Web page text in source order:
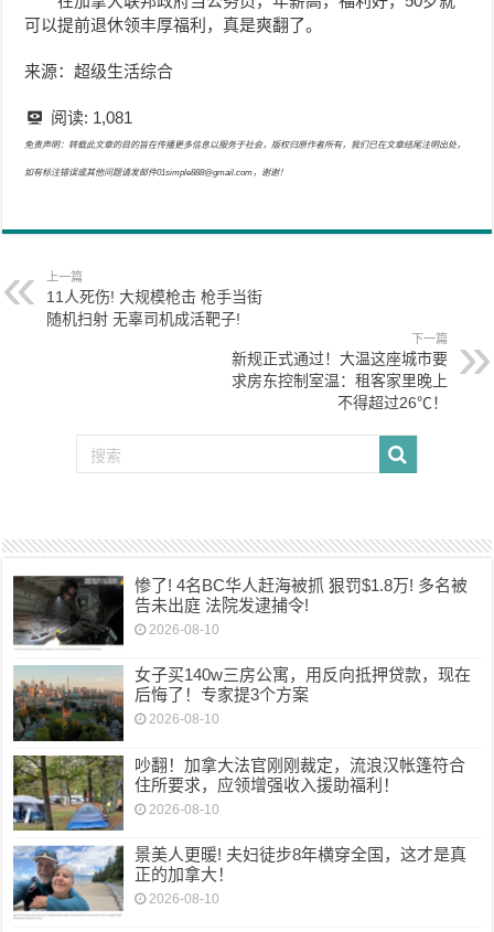
可以提前退休领丰厚福利，真是爽翻了。
来源：超级生活综合
阅读: 1,081
免责声明：转载此文章的目的旨在传播更多信息以服务于社会，版权归原作者所有，我们已在文章结尾注明出处，
如有标注错误或其他问题请发邮件01simple888@gmail.com，谢谢！
上一篇
11人死伤! 大规模枪击 枪手当街
随机扫射 无辜司机成活靶子!
下一篇
新规正式通过！大温这座城市要
求房东控制室温：租客家里晚上
不得超过26℃！
惨了! 4名BC华人赶海被抓 狠罚$1.8万! 多名被
告未出庭 法院发逮捕令!
2026-08-10
女子买140w三房公寓，用反向抵押贷款，现在
后悔了！专家提3个方案
2026-08-10
吵翻！加拿大法官刚刚裁定，流浪汉帐篷符合
住所要求，应领增强收入援助福利！
2026-08-10
景美人更暖! 夫妇徒步8年横穿全国，这才是真
正的加拿大！
2026-08-10